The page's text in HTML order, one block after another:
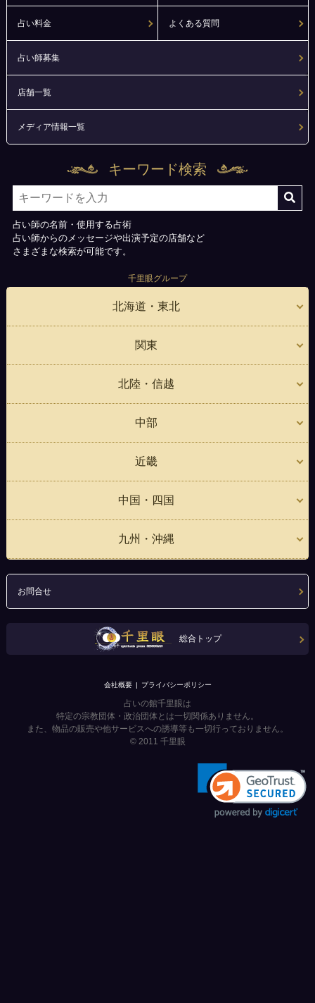
占い料金 よくある質問
占い師募集
店舗一覧
メディア情報一覧
キーワード検索
占い師の名前・使用する占術
占い師からのメッセージや出演予定の店舗など
さまざまな検索が可能です。
千里眼グループ
北海道・東北
関東
北陸・信越
中部
近畿
中国・四国
九州・沖縄
お問合せ
総合トップ
会社概要 プライバシーポリシー
占いの館千里眼は
特定の宗教団体・政治団体とは一切関係ありません。
また、物品の販売や他サービスへの誘導等も一切行っておりません。
© 2011 千里眼